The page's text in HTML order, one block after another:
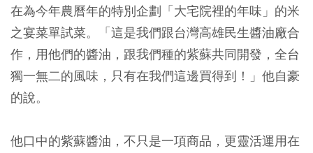
在為今年農曆年的特別企劃「大宅院裡的年味」的米
之宴菜單試菜。「這是我們跟台灣高雄民生醬油廠合
作，用他們的醬油，跟我們種的紫蘇共同開發，全台
獨一無二的風味，只有在我們這邊買得到！」他自豪
的說。
他口中的紫蘇醬油，不只是一項商品，更靈活運用在